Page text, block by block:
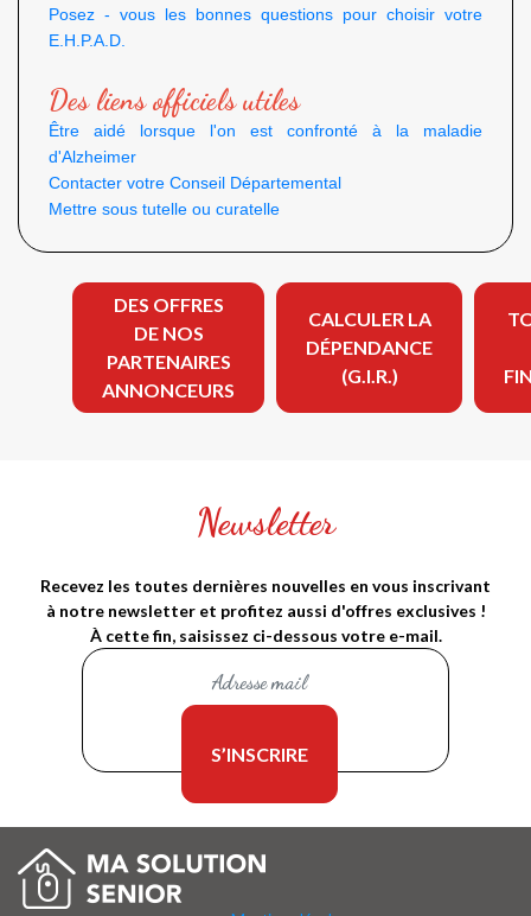
Posez - vous les bonnes questions pour choisir votre
E.H.P.A.D.
Des liens officiels utiles
Être aidé lorsque l'on est confronté à la maladie
d'Alzheimer
Contacter votre Conseil Départemental
Mettre sous tutelle ou curatelle
DES OFFRES
DE NOS
PARTENAIRES
ANNONCEURS
CALCULER LA
DÉPENDANCE
(G.I.R.)
Newsletter
Recevez les toutes dernières nouvelles en vous inscrivant
à notre newsletter et profitez aussi d'offres exclusives !
À cette fin, saisissez ci-dessous votre e-mail.